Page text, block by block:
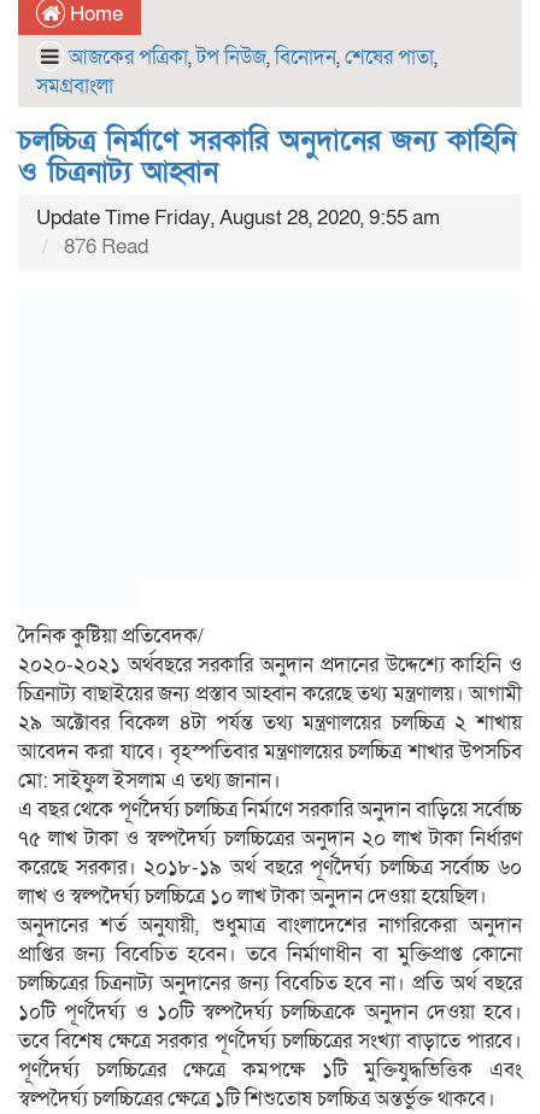
Home
আজকের পত্রিকা,টপ নিউজ,বিনোদন,শেষের পাতা,
সমগ্রবাংলা
চলচ্চিত্র নির্মাণে সরকারি অনুদানের জন্য কাহিনি
ও চিত্রনাট্য আহ্বান
Update Time Friday, August 28, 2020, 9:55 am
876 Read
দৈনিক কুষ্টিয়া প্রতিবেদক/
২০২০-২০২১ অর্থবছরে সরকারি অনুদান প্রদানের উদ্দেশ্যে কাহিনি ও
চিত্রনাট্য বাছাইয়ের জন্য প্রস্তাব আহ্বান করেছে তথ্য মন্ত্রণালয়। আগামী
২৯ অক্টোবর বিকেল ৪টা পর্যন্ত তথ্য মন্ত্রণালয়ের চলচ্চিত্র ২ শাখায়
আবেদন করা যাবে। বৃহস্পতিবার মন্ত্রণালয়ের চলচ্চিত্র শাখার উপসচিব
মো: সাইফুল ইসলাম এ তথ্য জানান।
এ বছর থেকে পূর্ণদৈর্ঘ্য চলচ্চিত্র নির্মাণে সরকারি অনুদান বাড়িয়ে সর্বোচ্চ
৭৫ লাখ টাকা ও স্বল্পদৈর্ঘ্য চলচ্চিত্রের অনুদান ২০ লাখ টাকা নির্ধারণ
করেছে সরকার। ২০১৮-১৯ অর্থ বছরে পূর্ণদৈর্ঘ্য চলচ্চিত্র সর্বোচ্চ ৬০
লাখ ও স্বল্পদৈর্ঘ্য চলচ্চিত্রে ১০ লাখ টাকা অনুদান দেওয়া হয়েছিল।
অনুদানের শর্ত অনুযায়ী, শুধুমাত্র বাংলাদেশের নাগরিকেরা অনুদান
প্রাপ্তির জন্য বিবেচিত হবেন। তবে নির্মাণাধীন বা মুক্তিপ্রাপ্ত কোনো
চলচ্চিত্রের চিত্রনাট্য অনুদানের জন্য বিবেচিত হবে না। প্রতি অর্থ বছরে
১০টি পূর্ণদৈর্ঘ্য ও ১০টি স্বল্পদৈর্ঘ্য চলচ্চিত্রকে অনুদান দেওয়া হবে।
তবে বিশেষ ক্ষেত্রে সরকার পূর্ণদৈর্ঘ্য চলচ্চিত্রের সংখ্যা বাড়াতে পারবে।
পূর্ণদৈর্ঘ্য চলচ্চিত্রের ক্ষেত্রে কমপক্ষে ১টি মুক্তিযুদ্ধভিত্তিক এবং
স্বল্পদৈর্ঘ্য চলচ্চিত্রের ক্ষেত্রে ১টি শিশুতোষ চলচ্চিত্র অন্তর্ভুক্ত থাকবে।